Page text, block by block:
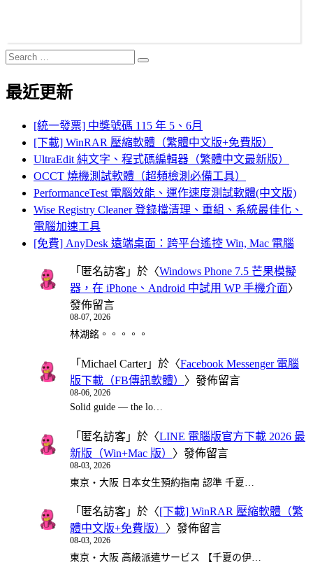
Search
for:
Search
最近更新
[統一發票] 中獎號碼 115 年 5、6月
[下載] WinRAR 壓縮軟體（繁體中文版+免費版）
UltraEdit 純文字、程式碼編輯器（繁體中文最新版）
OCCT 燒機測試軟體（超頻檢測必備工具）
PerformanceTest 電腦效能、運作速度測試軟體(中文版)
Wise Registry Cleaner 登錄檔清理、重組、系統最佳化、
電腦加速工具
[免費] AnyDesk 遠端桌面：跨平台遙控 Win, Mac 電腦
「 匿名訪客 」於〈Windows Phone 7.5 芒果模擬
器，在 iPhone、Android 中試用 WP 手機介面〉
發佈留言
08-07, 2026
林湖銘。。。。。
「 Michael Carter」於〈Facebook Messenger 電腦
版下載（FB傳訊軟體） 〉發佈留言
08-06, 2026
Solid guide — the lo…
「 匿名訪客 」於〈LINE 電腦版官方下載 2026 最
新版（Win+Mac 版） 〉發佈留言
08-03, 2026
東京・大阪 日本女生預約指南 認準 千夏…
「 匿名訪客 」於〈[下載] WinRAR 壓縮軟體（繁
體中文版+免費版） 〉發佈留言
08-03, 2026
東京・大阪 高級派遣サービス 【千夏の伊…